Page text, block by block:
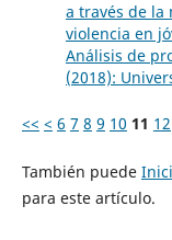
a través de la
violencia en
Análisis de
(2018):
<< < 6 7 8 9 10 11 12
También puede
para este artículo.